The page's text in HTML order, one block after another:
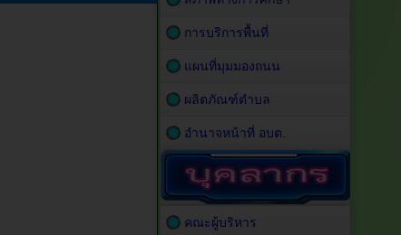
การบริการพื้นที่
แผนที่มุมมองถนน
ผลิตภัณฑ์ตำบล
อำนาจหน้าที่ อบต.
คณะผู้บริหาร